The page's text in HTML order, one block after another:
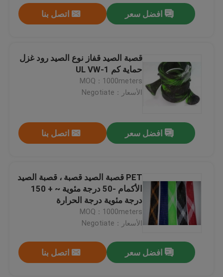
مرن pvc أنبوب
أنابيب مرنة مموجة
PET التوسيع مضفر التغطيه
كم واقية شبكية
حقيبة غير منسوجة
قصبة الصيد قفاز
افضل سعر اتصل بنا
قصبة الصيد قفاز نوع الصيد رود غزل
حماية كم UL VW-1
MOQ：1000meters
الأسعار：Negotiate
افضل سعر اتصل بنا
PET قصبة الصيد قصبة ، قصبة الصيد
الأكمام -50 درجة مئوية ~ + 150
درجة مئوية درجة الحرارة
MOQ：1000meters
الأسعار：Negotiate
افضل سعر اتصل بنا